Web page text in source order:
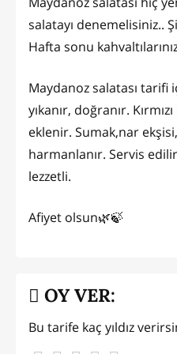
salatayı denemelisiniz..
Hafta sonu
Maydanoz salatası tarifi
yıkanır, doğranır.
eklenir. Sumak,nar
harmanlanır. Servis
lezzetli.
Afiyet olsun🌿🍃
OY VER:
Bu tarife kaç yıldız